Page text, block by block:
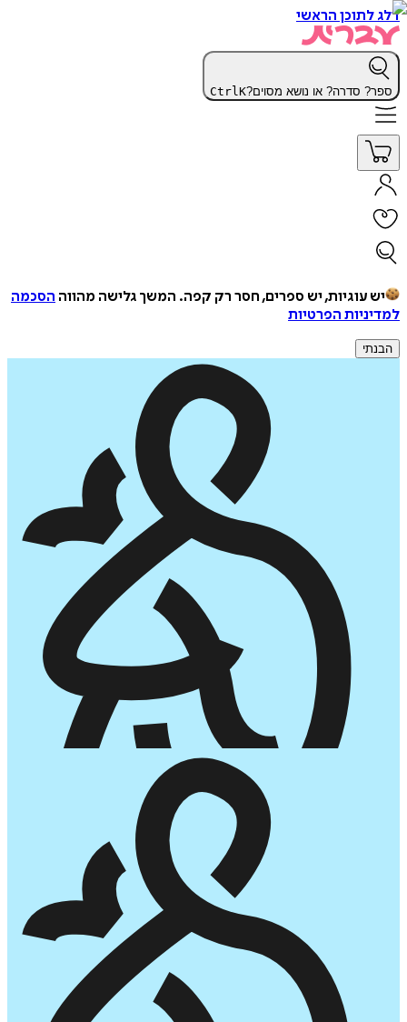
דלג לתוכן הראשי
ספר? סדרה? או נושא מסוים? CtrlK
יש עוגיות, יש ספרים, חסר רק קפה. המשך גלישה מהווה הסכמה
למדיניות הפרטיות
הבנתי